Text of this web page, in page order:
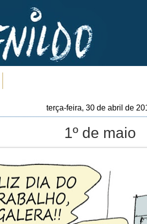
terça-feira, 30 de abril de
1º de maio